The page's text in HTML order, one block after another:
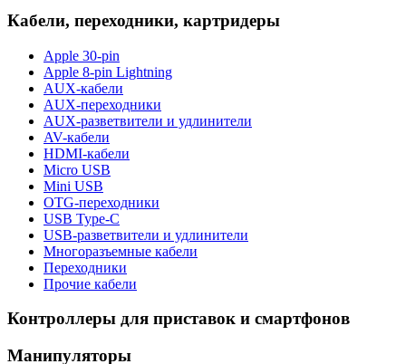
Кабели, переходники, картридеры
Apple 30-pin
Apple 8-pin Lightning
AUX-кабели
AUX-переходники
AUX-разветвители и удлинители
AV-кабели
HDMI-кабели
Micro USB
Mini USB
OTG-переходники
USB Type-C
USB-разветвители и удлинители
Многоразъемные кабели
Переходники
Прочие кабели
Контроллеры для приставок и смартфонов
Манипуляторы